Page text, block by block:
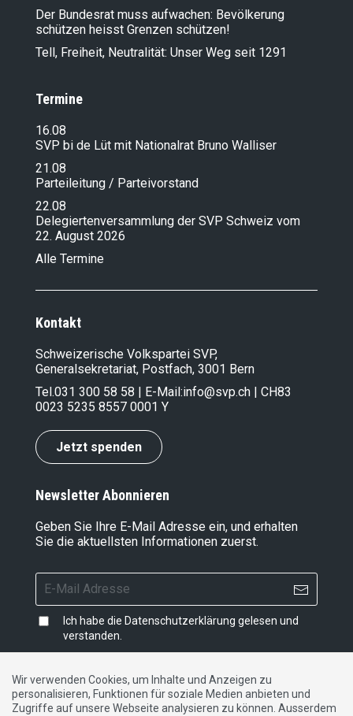
Der Bundesrat muss aufwachen: Bevölkerung
schützen heisst Grenzen schützen!
Tell, Freiheit, Neutralität: Unser Weg seit 1291
Termine
16.08
SVP bi de Lüt mit Nationalrat Bruno Walliser
21.08
Parteileitung / Parteivorstand
22.08
Delegiertenversammlung der SVP Schweiz vom
22. August 2026
Alle Termine
Kontakt
Schweizerische Volkspartei SVP,
Generalsekretariat, Postfach, 3001 Bern
Tel.031 300 58 58 | E-Mail:info@svp.ch | CH83
0023 5235 8557 0001 Y
Jetzt spenden
Newsletter Abonnieren
Geben Sie Ihre E-Mail Adresse ein, und erhalten
Sie die aktuellsten Informationen zuerst.
Ich habe die Datenschutzerklärung gelesen und
verstanden.
Impressum|Datenschutzerklärung|Kontakt
Wir verwenden Cookies, um Inhalte und Anzeigen zu
personalisieren, Funktionen für soziale Medien anbieten und
Zugriffe auf unsere Webseite analysieren zu können. Ausserdem